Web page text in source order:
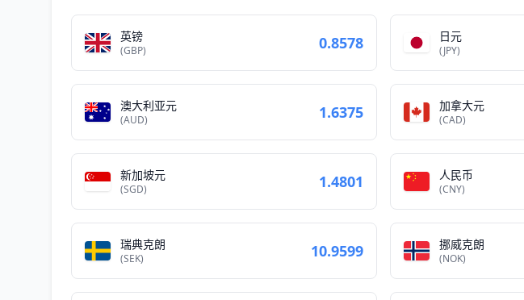
英镑
(GBP) 0.8578 日元
(JPY)
澳大利亚元
(AUD) 1.6375 加拿大元
(CAD)
新加坡元
(SGD) 1.4801 人民币
(CNY)
瑞典克朗
(SEK) 10.9599 挪威克朗
(NOK)